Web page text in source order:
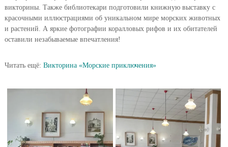
викторины. Также библиотекари подготовили книжную выставку с
красочными иллюстрациями об уникальном мире морских животных
и растений. А яркие фотографии коралловых рифов и их обитателей
оставили незабываемые впечатления!
Читать ещё: Викторина «Морские приключения»